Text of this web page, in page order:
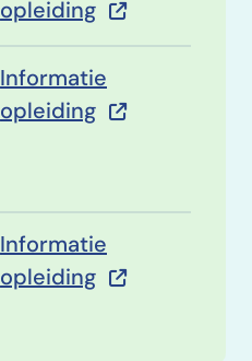
opleiding
Informatie
opleiding
Informatie
opleiding